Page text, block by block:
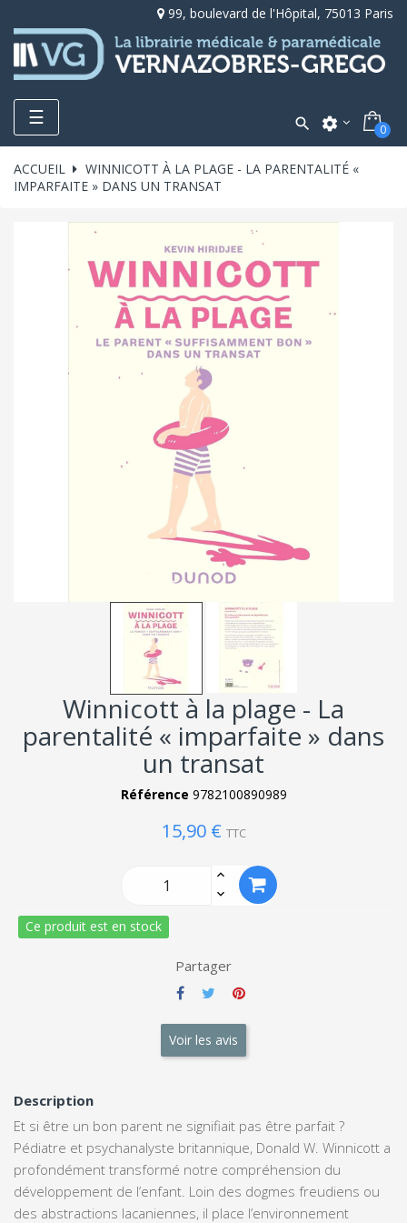
99, boulevard de l'Hôpital, 75013 Paris
Toggle
navigation
☰  settings 0
ACCUEIL
WINNICOTT À LA PLAGE - LA PARENTALITÉ «
IMPARFAITE » DANS UN TRANSAT
Winnicott à la plage - La
parentalité « imparfaite » dans
un transat
Référence 9782100890989
15,90 € TTC
Ce produit est en stock
Partager
Voir les avis
Description
Et si être un bon parent ne signifiait pas être parfait ?
Pédiatre et psychanalyste britannique, Donald W. Winnicott a
profondément transformé notre compréhension du
développement de l’enfant. Loin des dogmes freudiens ou
des abstractions lacaniennes, il place l’environnement